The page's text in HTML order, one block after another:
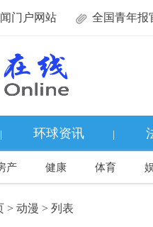
门户网站 全国青年报
环球资讯
产 健康 体育
> 动漫 > 列表